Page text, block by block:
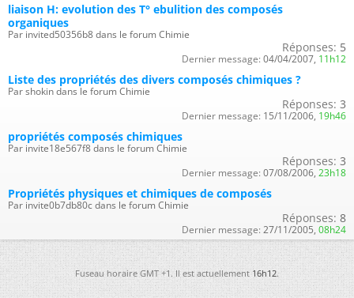
liaison H: evolution des T° ebulition des composés
organiques
Par invited50356b8 dans le forum Chimie
Réponses: 5
Dernier message: 04/04/2007, 11h12
Liste des propriétés des divers composés chimiques ?
Par shokin dans le forum Chimie
Réponses: 3
Dernier message: 15/11/2006, 19h46
propriétés composés chimiques
Par invite18e567f8 dans le forum Chimie
Réponses: 3
Dernier message: 07/08/2006, 23h18
Propriétés physiques et chimiques de composés
Par invite0b7db80c dans le forum Chimie
Réponses: 8
Dernier message: 27/11/2005, 08h24
Fuseau horaire GMT +1. Il est actuellement16h12.